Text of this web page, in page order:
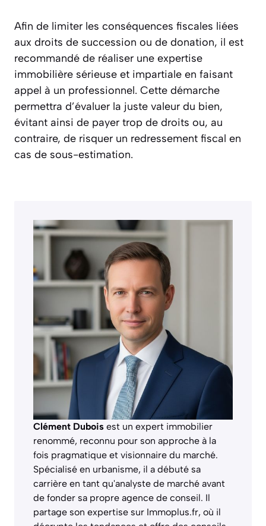
Afin de limiter les conséquences fiscales liées
aux droits de succession ou de donation, il est
recommandé de réaliser une expertise
immobilière sérieuse et impartiale en faisant
appel à un professionnel. Cette démarche
permettra d’évaluer la juste valeur du bien,
évitant ainsi de payer trop de droits ou, au
contraire, de risquer un redressement fiscal en
cas de sous-estimation.
Clément Dubois est un expert immobilier
renommé, reconnu pour son approche à la
fois pragmatique et visionnaire du marché.
Spécialisé en urbanisme, il a débuté sa
carrière en tant qu'analyste de marché avant
de fonder sa propre agence de conseil. Il
partage son expertise sur Immoplus.fr, où il